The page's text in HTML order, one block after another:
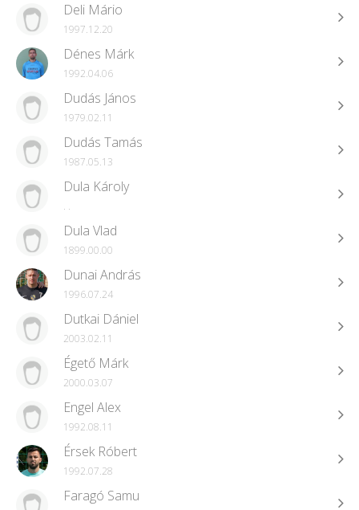
Deli Mário
1997.12.20
Dénes Márk
1992.04.06
Dudás János
1979.02.11
Dudás Tamás
1987.05.13
Dula Károly
. .
Dula Vlad
1899.00.00
Dunai András
1996.07.24
Dutkai Dániel
2003.02.11
Égető Márk
2000.03.07
Engel Alex
1992.08.11
Érsek Róbert
1992.07.28
Faragó Samu